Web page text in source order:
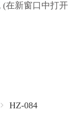
在新窗口中打
HZ-084